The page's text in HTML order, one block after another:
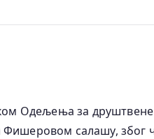
Одељења за
салашу, због